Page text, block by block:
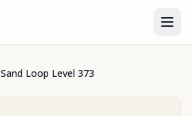
Sand Loop Level 373